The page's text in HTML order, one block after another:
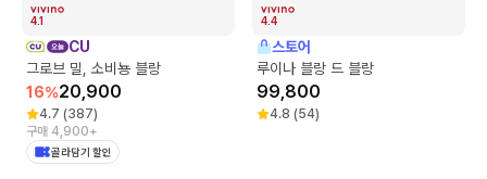
4.1
CU
그로브 밀, 소비뇽 블랑
16%20,900
4.7 (387)
구매 4,900+
골라담기 할인
4.4
스토어
루이나 블랑 드 블랑
99,800
4.8 (54)